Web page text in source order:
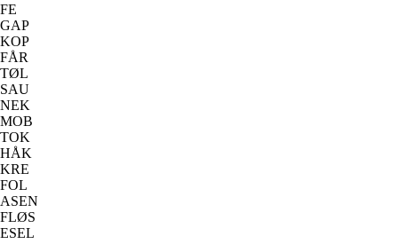
FE
GAP
KOP
FÅR
TØL
SAU
NEK
MOB
TOK
HÅK
KRE
FOL
ASEN
FLØS
ESEL